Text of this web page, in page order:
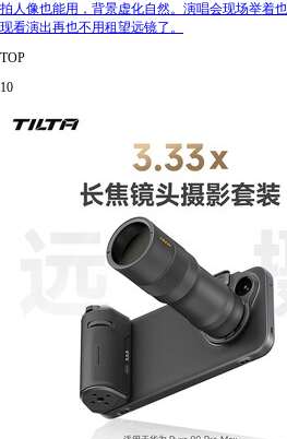
拍人像也能用，背景虚化自然。演唱会现场举着
现看演出再也不用租望远镜了。
TOP
10